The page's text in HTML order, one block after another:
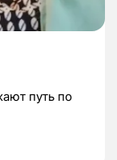
путь по